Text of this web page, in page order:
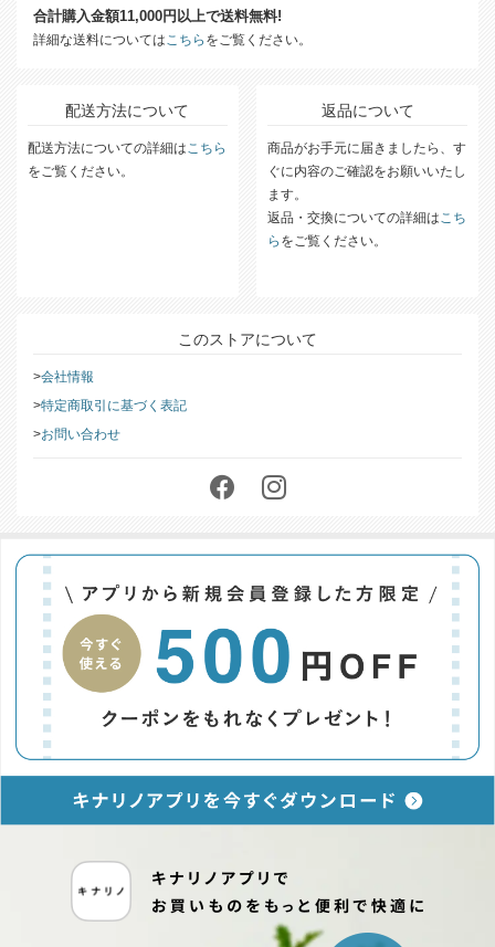
合計購入金額11,000円以上で送料無料!
詳細な送料についてはこちら をご覧ください。
配送方法について
配送方法についての詳細はこちら
をご覧ください。
返品について
商品がお手元に届きましたら、す
ぐに内容のご確認をお願いいたし
ます。
返品・交換についての詳細はこち
ら をご覧ください。
このストアについて
会社情報
特定商取引に基づく表記
お問い合わせ